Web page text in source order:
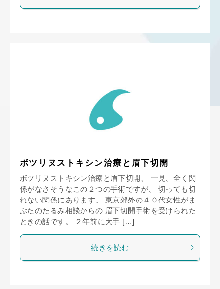
ボツリヌストキシン治療と眉下切開
ボツリヌストキシン治療と眉下切開、 一見、全く関
係がなさそうなこの２つの手術ですが、 切っても切
れない関係にあります。 東京郊外の４０代女性がま
ぶたのたるみ相談からの 眉下切開手術を受けられた
ときの話です。 ２年前に大手 […]
続きを読む